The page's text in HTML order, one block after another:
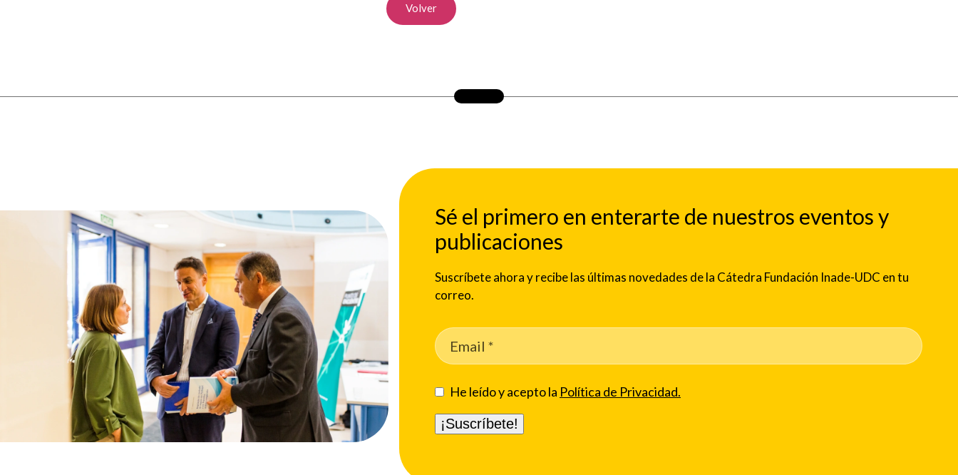
Volver
Sé el primero en enterarte de nuestros eventos y
publicaciones
Suscríbete ahora y recibe las últimas novedades de la Cátedra Fundación Inade-UDC en tu
correo.
He leído y acepto la Política de Privacidad.